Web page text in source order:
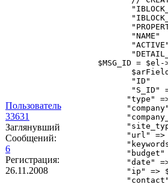
Пользователь
33631
Заглянувший
Сообщений:
6
Регистрация:
26.11.2008
"IBLOCK_ID"
"NAME"
"ACTIVE"
$MSG_ID = $el-
$arFields =
"ID"      =>
"S_ID" =>
"type" =>
"company" =>
"company_opt"
"site_type"
"url" =>
"keywords" =>
"budget" =>
"date" =>
"ip" =>
"contact" =>